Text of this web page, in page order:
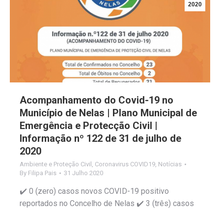
2020
Acompanhamento do Covid-19 no
Município de Nelas | Plano Municipal de
Emergência e Protecção Civil |
Informação nº 122 de 31 de julho de
2020
Ambiente e Proteção Civil , Coronavirus COVID19, Notícias
By Filipa Pais 31 Julho 2020
✔️ 0 (zero) casos novos COVID-19 positivo
reportados no Concelho de Nelas ✔️ 3 (três) casos